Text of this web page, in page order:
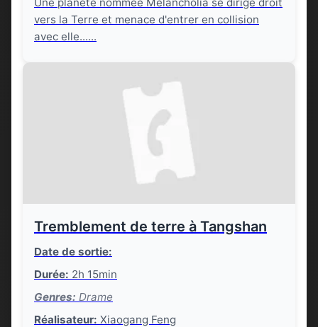
vers la Terre et menace d'entrer en collision
avec elle......
Tremblement de terre à Tangshan
Date de sortie:
Durée: 2h 15min
Genres: Drame
Réalisateur: Xiaogang Feng